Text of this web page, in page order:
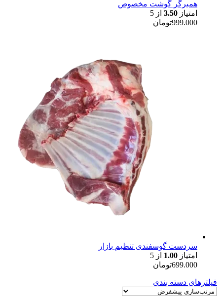
همبرگر گوشت مخصوص
امتیاز 3.50 از 5
999.000تومان
سردست گوسفندی تنظیم بازار
امتیاز 1.00 از 5
699.000تومان
فیلترهای دسته بندی